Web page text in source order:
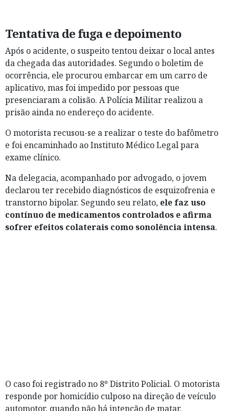
Tentativa de fuga e depoimento
Após o acidente, o suspeito tentou deixar o local antes
da chegada das autoridades. Segundo o boletim de
ocorrência, ele procurou embarcar em um carro de
aplicativo, mas foi impedido por pessoas que
presenciaram a colisão. A Polícia Militar realizou a
prisão ainda no endereço do acidente.
O motorista recusou-se a realizar o teste do bafômetro
e foi encaminhado ao Instituto Médico Legal para
exame clínico.
Na delegacia, acompanhado por advogado, o jovem
declarou ter recebido diagnósticos de esquizofrenia e
transtorno bipolar. Segundo seu relato, ele faz uso
contínuo de medicamentos controlados e afirma
sofrer efeitos colaterais como sonolência intensa.
O caso foi registrado no 8º Distrito Policial. O motorista
responde por homicídio culposo na direção de veículo
automotor, quando não há intenção de matar.